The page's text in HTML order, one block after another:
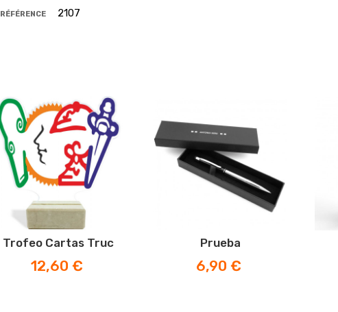
RÉFÉRENCE 2107
Trofeo Cartas Truc
Prix
12,60 €
Prueba
Prix
6,90 €